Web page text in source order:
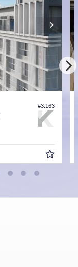
#3.163